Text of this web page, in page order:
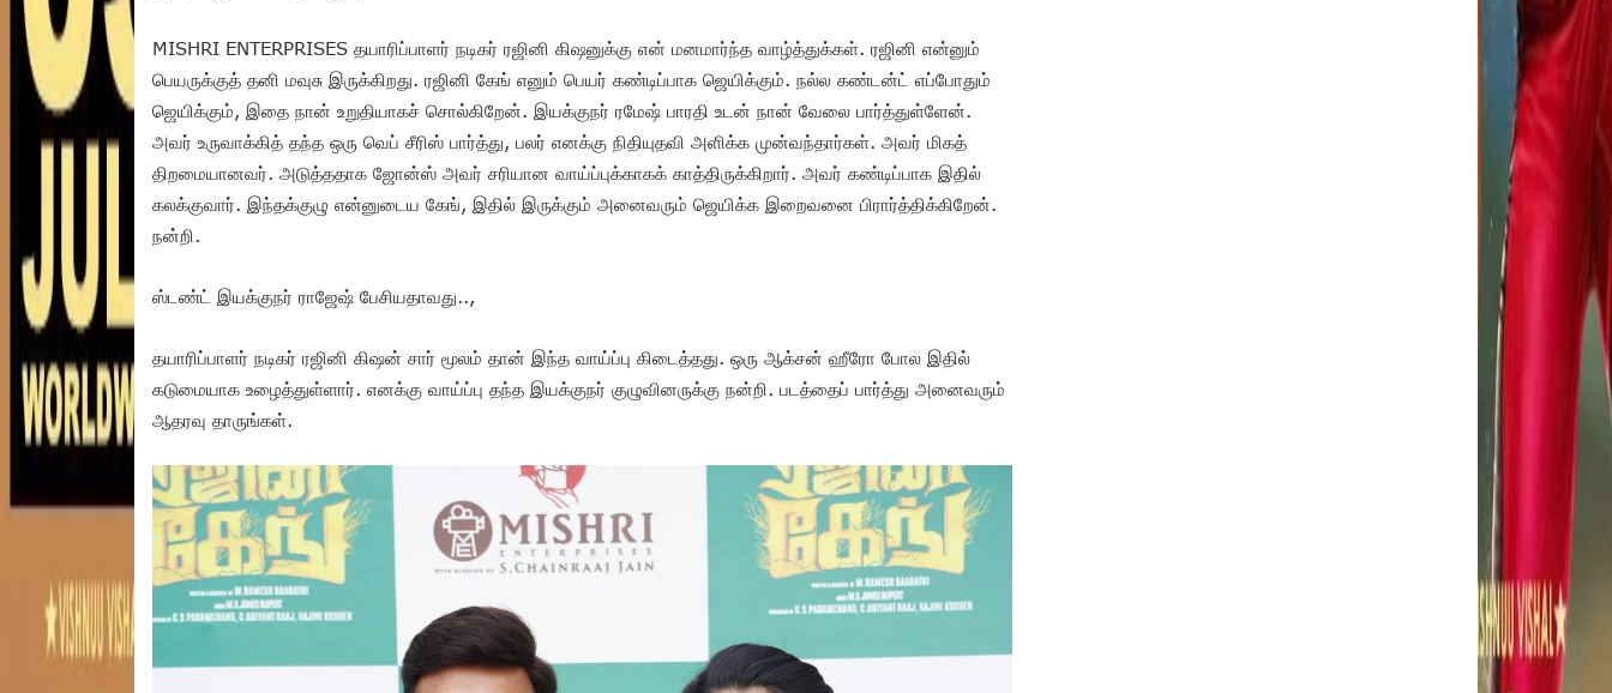
MISHRI ENTERPRISES தயாரிப்பாளர் நடிகர் ரஜினி கிஷனுக்கு என் மனமார்ந்த வாழ்த்துக்கள். ரஜினி என்னும்
பெயருக்குத் தனி மவுசு இருக்கிறது. ரஜினி கேங் எனும் பெயர் கண்டிப்பாக ஜெயிக்கும். நல்ல கண்டன்ட் எப்போதும்
ஜெயிக்கும், இதை நான் உறுதியாகச் சொல்கிறேன். இயக்குநர் ரமேஷ் பாரதி உடன் நான் வேலை பார்த்துள்ளேன்.
அவர் உருவாக்கித் தந்த ஒரு வெப் சீரிஸ் பார்த்து, பலர் எனக்கு நிதியுதவி அளிக்க முன்வந்தார்கள். அவர் மிகத்
திறமையானவர். அடுத்ததாக ஜோன்ஸ் அவர் சரியான வாய்ப்புக்காகக் காத்திருக்கிறார். அவர் கண்டிப்பாக இதில்
கலக்குவார். இந்தக்குழு என்னுடைய கேங், இதில் இருக்கும் அனைவரும் ஜெயிக்க இறைவனை பிரார்த்திக்கிறேன்.
நன்றி.
ஸ்டண்ட் இயக்குநர் ராஜேஷ் பேசியதாவது..,
தயாரிப்பாளர் நடிகர் ரஜினி கிஷன் சார் மூலம் தான் இந்த வாய்ப்பு கிடைத்தது. ஒரு ஆக்சன் ஹீரோ போல இதில்
கடுமையாக உழைத்துள்ளார். எனக்கு வாய்ப்பு தந்த இயக்குநர் குழுவினருக்கு நன்றி. படத்தைப் பார்த்து அனைவரும்
ஆதரவு தாருங்கள்.